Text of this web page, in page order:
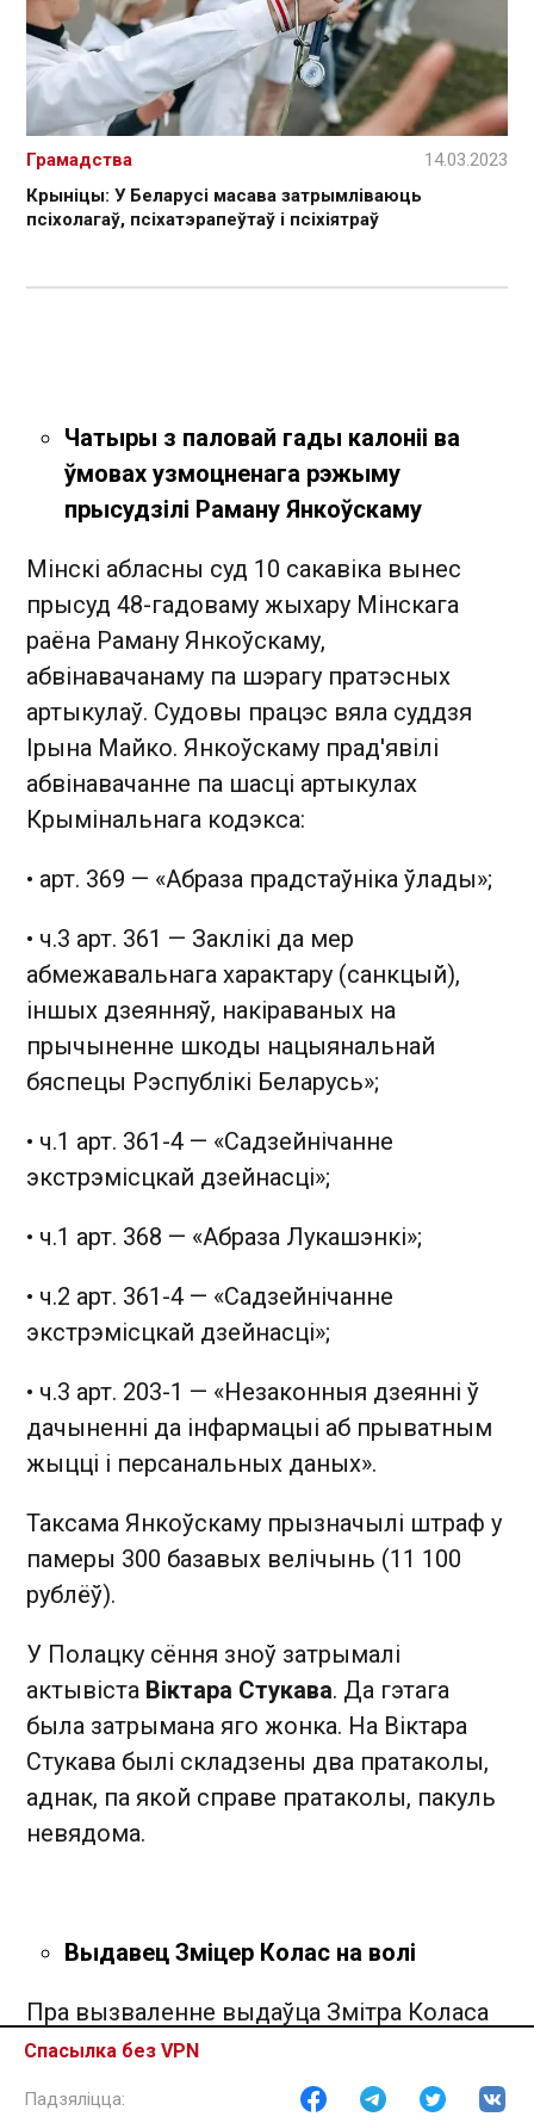
Крыніцы: У Беларусі масава затрымліваюць
псіхолагаў, псіхатэрапеўтаў і псіхіятраў
Грамадства 14.03.2023
Чатыры з паловай гады калоніі ва
ўмовах узмоцненага рэжыму
прысудзілі Раману Янкоўскаму
Мінскі абласны суд 10 сакавіка вынес
прысуд 48-гадоваму жыхару Мінскага
раёна Раману Янкоўскаму,
абвінавачанаму па шэрагу пратэсных
артыкулаў. Судовы працэс вяла суддзя
Ірына Майко. Янкоўскаму прад'явілі
абвінавачанне па шасці артыкулах
Крымінальнага кодэкса:
• арт. 369 — «Абраза прадстаўніка ўлады»;
• ч.3 арт. 361 — Заклікі да мер
абмежавальнага характару (санкцый),
іншых дзеянняў, накіраваных на
прычыненне шкоды нацыянальнай
бяспецы Рэспублікі Беларусь»;
• ч.1 арт. 361-4 — «Садзейнічанне
экстрэмісцкай дзейнасці»;
• ч.1 арт. 368 — «Абраза Лукашэнкі»;
• ч.2 арт. 361-4 — «Садзейнічанне
экстрэмісцкай дзейнасці»;
• ч.3 арт. 203-1 — «Незаконныя дзеянні ў
дачыненні да інфармацыі аб прыватным
жыцці і персанальных даных».
Таксама Янкоўскаму прызначылі штраф у
памеры 300 базавых велічынь (11 100
рублёў).
У Полацку сёння зноў затрымалі
актывіста Віктара Стукава. Да гэтага
была затрымана яго жонка. На Віктара
Стукава былі складзены два пратаколы,
аднак, па якой справе пратаколы, пакуль
невядома.
Выдавец Зміцер Колас на волі
Пра вызваленне выдаўца Змітра Коласа
паведамілі журналістам яго сябры.
Беларускі перакладчык і літаратуразнаўца
Спасылка без VPN